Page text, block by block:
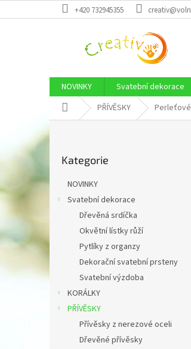
na
+420 732945355
NOVINKY Svatební dekorace
Domů PŘÍVĚSKY
P
o
p
a
n
kategorie
Kategorie
NOVINKY
Svatební dekorace
Dřevěná srdíčka
Okvětní lístky růží
Pytlíky z organzy
Dekorační svatební prsteny
Svatební výzdoba
KORÁLKY
PŘÍVĚSKY
Přívěsky z nerezové oceli
Dřevěné přívěsky